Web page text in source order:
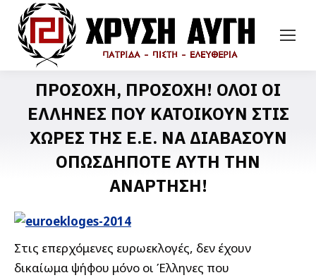
ΠΡΟΣΟΧΗ, ΠΡΟΣΟΧΗ! ΟΛΟΙ ΟΙ
ΕΛΛΗΝΕΣ ΠΟΥ ΚΑΤΟΙΚΟΥΝ ΣΤΙΣ
ΧΩΡΕΣ ΤΗΣ Ε.Ε. ΝΑ ΔΙΑΒΑΣΟΥΝ
ΟΠΩΣΔΗΠΟΤΕ ΑΥΤΗ ΤΗΝ
ΑΝΑΡΤΗΣΗ!
Στις επερχόμενες ευρωεκλογές, δεν έχουν
δικαίωμα ψήφου μόνο οι Έλληνες που